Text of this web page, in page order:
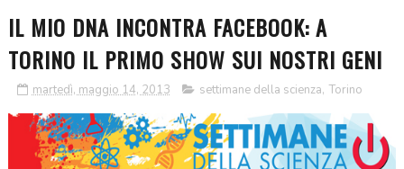
IL MIO DNA INCONTRA FACEBOOK: A
TORINO IL PRIMO SHOW SUI NOSTRI GENI
martedì, maggio 14, 2013 settimane della scienza, Torino